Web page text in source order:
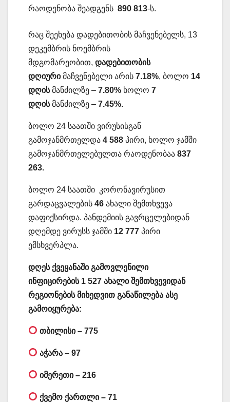
რაოდენობა შეადგენს 890 813-ს.
რაც შეეხება დადებითობის მაჩვენებელს, 13
დეკემბრის ნოემბრის
მდგომარეობით, დადებითობის
დღიურიმაჩვენებელი არის 7.18%, ბოლო 14
დღისმანძილზე – 7.80% ხოლო 7
დღისმანძილზე – 7.45%.
ბოლო 24 საათში ვირუსისგან
გამოჯანმრთელდა 4 588 პირი, ხოლო ჯამში
გამოჯანმრთელებულთა რაოდენობაა 837
263.
ბოლო 24 საათში კორონავირუსით
გარდაცვალების 46 ახალი შემთხვევა
დაფიქსირდა. პანდემიის გავრცელებიდან
დღემდე ვირუსს ჯამში 12 777 პირი
ემსხვერპლა.
დღეს ქვეყანაში გამოვლენილი
ინფიცირების 1 527 ახალი შემთხვევიდან
რეგიონების მიხედვით განაწილება ასე
გამოიყურება:
თბილისი – 775
აჭარა – 97
იმერეთი – 216
ქვემო ქართლი – 71